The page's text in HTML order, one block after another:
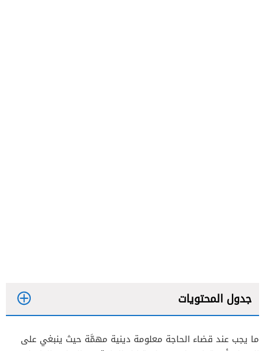
جدول المحتويات
ما يجب عند قضاء الحاجة معلومة دينية مهمَّة حيث ينبغي على